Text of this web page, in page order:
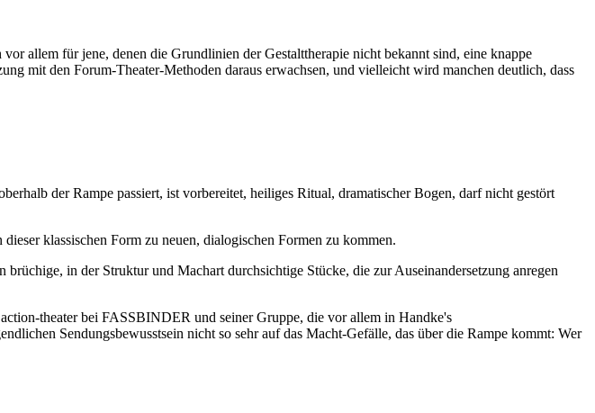
allem für jene, denen die Grundlinien der Gestalttherapie nicht bekannt sind, eine knappe
mit den Forum-Theater-Methoden daraus erwachsen, und vielleicht wird manchen deutlich, dass
der Rampe passiert, ist vorbereitet, heiliges Ritual, dramatischer Bogen, darf nicht gestört
klassischen Form zu neuen, dialogischen Formen zu kommen.
in der Struktur und Machart durchsichtige Stücke, die zur Auseinandersetzung anregen
theater bei FASSBINDER und seiner Gruppe, die vor allem in Handke's
Sendungsbewusstsein nicht so sehr auf das Macht-Gefälle, das über die Rampe kommt: Wer